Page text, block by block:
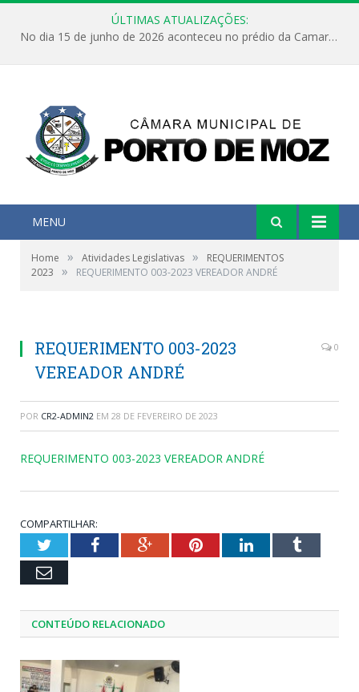
ÚLTIMAS ATUALIZAÇÕES:
No dia 15 de junho de 2026 aconteceu no prédio da Camara Municipal de Porto de Moz /Pará a Sessão Ordinária
MENU
Home » Atividades Legislativas »
REQUERIMENTOS
2023
» REQUERIMENTO 003-2023 VEREADOR ANDRÉ
REQUERIMENTO 003-2023
VEREADOR ANDRÉ
0
POR CR2-ADMIN2 EM 28 DE FEVEREIRO DE 2023
REQUERIMENTO 003-2023 VEREADOR ANDRÉ
COMPARTILHAR:
TwitterFacebookGoogle+PinterestLinkedInTumblr
Email
CONTEÚDO RELACIONADO